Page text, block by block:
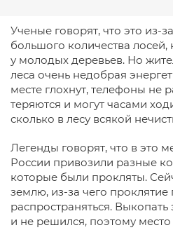
Ученые говорят, что это из-
большого количества
у молодых деревьев. Но
леса очень недобрая
месте глохнут, телефоны не
теряются и могут часами
сколько в лесу всякой
Легенды говорят, что в это
России привозили разные
которые были прокляты.
землю, из-за чего
распространяться.
и не решился, поэтому